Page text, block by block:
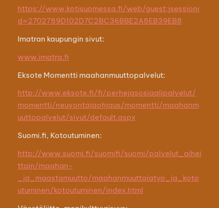
https://www.kotisuomessa.fi/web/guest;jsessioni
d=2702789D102D7C2BC36BBE2A8EB39EB8
Imatran kaupungin sivut:
www.imatra.fi
Eksote Momentti maahanmuuttopalvelut:
http://www.eksote.fi/fi/perhejasosiaalipalvelut/
momentti/neuvontajaohjaus/momentti/maahanm
uuttopalvelut/sivut/default.aspx
Suomi.fi, Kotoutuminen:
http://www.suomi.fi/suomifi/suomi/palvelut_aihei
ttain/maahan-
_ja_maastamuutto/maahanmuuttajatyo_ja_koto
utuminen/kotoutuminen/index.html